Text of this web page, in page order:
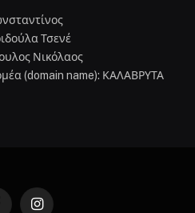
Τσενέ
Νικόλαος
(domain name): ΚΑΛΑΒΡΥΤΑ